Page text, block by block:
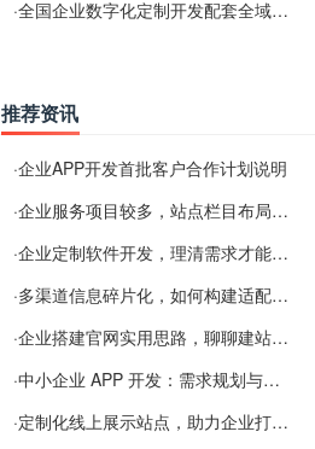
·全国企业数字化定制开发配套全域搜索优化服务
推荐资讯
·企业APP开发首批客户合作计划说明
·企业服务项目较多，站点栏目布局规划参考思路
·企业定制软件开发，理清需求才能提升数字化落地效率
·多渠道信息碎片化，如何构建适配 AI 检索的品牌信息源
·企业搭建官网实用思路，聊聊建站容易忽视的问题
·中小企业 APP 开发：需求规划与项目落地避坑经验分享
·定制化线上展示站点，助力企业打通线上经营渠道